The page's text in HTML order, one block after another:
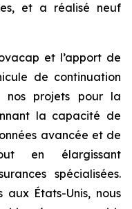
et a réalisé neuf
et l’apport de
de continuation
nos projets pour la
la capacité de
avancée et de
en élargissant
spécialisées.
aux États-Unis, nous